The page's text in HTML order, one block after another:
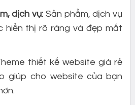
dịch vụ: Sản phẩm, dịch vụ
hiển thị rõ ràng và đẹp mắt
thiết kế website giá rẻ
giúp cho website của bạn